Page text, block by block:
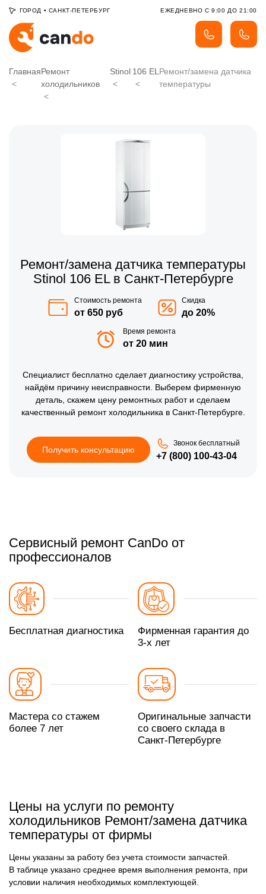
ГОРОД • САНКТ-ПЕТЕРБУРГ ЕЖЕДНЕВНО С 9:00 ДО 21:00
ГлавнаяРемонт
холодильников
Stinol 106 EL Ремонт/замена датчика
температуры
Ремонт/замена датчика температуры
Stinol 106 EL в Санкт-Петербурге
Стоимость ремонта
от 650 руб
Скидка
до 20%
Время ремонта
от 20 мин
Специалист бесплатно сделает диагностику устройства,
найдём причину неисправности. Выберем фирменную
деталь, скажем цену ремонтных работ и сделаем
качественный ремонт холодильника в Санкт-Петербурге.
Получить консультацию
Звонок бесплатный
+7 (800) 100-43-04
Сервисный ремонт CanDo от
профессионалов
Бесплатная диагностика
Фирменная гарантия до
3-х лет
Мастера со стажем
более 7 лет
Оригинальные запчасти
со своего склада в
Санкт-Петербурге
Цены на услуги по ремонту
холодильников Ремонт/замена датчика
температуры от фирмы
Цены указаны за работу без учета стоимости запчастей.
В таблице указано среднее время выполнения ремонта, при
условии наличия необходимых комплектующей.